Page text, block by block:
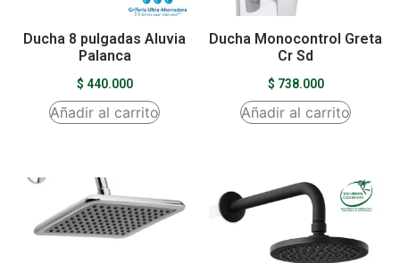
Ducha 8 pulgadas Aluvia
Palanca
$ 440.000
Añadir al carrito
Ducha Monocontrol Greta
Cr Sd
$ 738.000
Añadir al carrito